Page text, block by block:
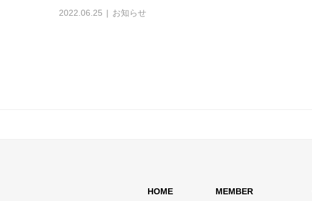
2022.06.25 お知らせ
HOME MEMBER